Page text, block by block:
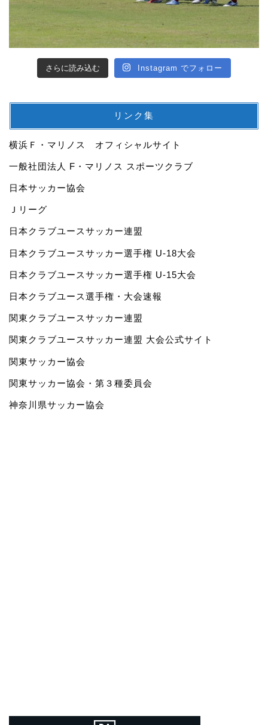
さらに読み込む Instagram でフォロー
リンク集
横浜Ｆ・マリノス オフィシャルサイト
一般社団法人 F・マリノス スポーツクラブ
日本サッカー協会
Ｊリーグ
日本クラブユースサッカー連盟
日本クラブユースサッカー選手権 U-18大会
日本クラブユースサッカー選手権 U-15大会
日本クラブユース選手権・大会速報
関東クラブユースサッカー連盟
関東クラブユースサッカー連盟 大会公式サイト
関東サッカー協会
関東サッカー協会・第３種委員会
神奈川県サッカー協会